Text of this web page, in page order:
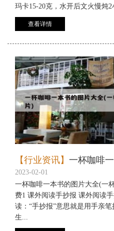
玛卡15-20克，水开后文火慢炖
查看详情
【行业资讯】
2023-02-01
一杯咖啡一本书的图片大全(一
费1 课外阅读手抄报 课外阅读
读：“手抄报”意思就是用手亲
生...